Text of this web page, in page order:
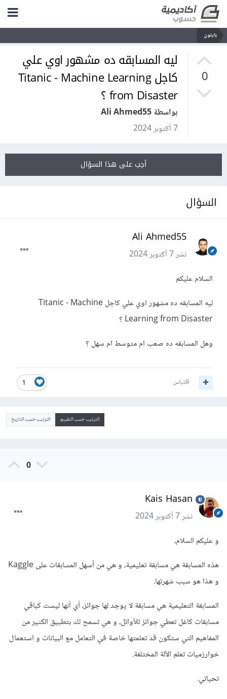
بايثون
0
ليه المسابقه ده مشهور اوي علي
كاجل Titanic - Machine Learning
from Disaster ؟
بواسطة Ali Ahmed55
7 أكتوبر 2024
أجب على هذا السؤال
السؤال
Ali Ahmed55
نشر7 أكتوبر 2024
السلام عليكم
ليه المسابقه ده مشهور اوي علي كاجل Titanic - Machine
Learning from Disaster ؟
وهل المسابقه ده صعب ام متوسط ام سهل ؟
1 اقتباس
الترتيب حسب التقييم الترتيب حسب التاريخ
0
Kais Hasan
نشر7 أكتوبر 2024
و عليكم السلام،
هذه المسابقة هي مسابقة تعليمية، و هي من أسهل المسابقات على Kaggle
و هذا هو سبب شهرتها.
المسابقة التعليمية هي مسابقة لا يوجد لها جوائز، أي أنها ليست كباقي
مسابقات كاغل تعطي جوائز للأوائل، و هي تسمح لك بتطبيق الكثير من
المفاهيم التي ستكون قد تعلمتها خاصة في التعامل مع البيانات و استعمال
خوارزميات تعلم الآلة المختلفة.
تحياتي.